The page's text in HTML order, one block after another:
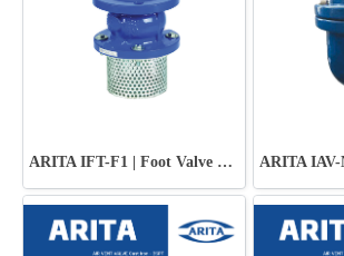
ARITA IFT-F1 | Foot Valve Cast Iron - JIS10K